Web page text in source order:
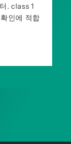
. class 1
인에 적합